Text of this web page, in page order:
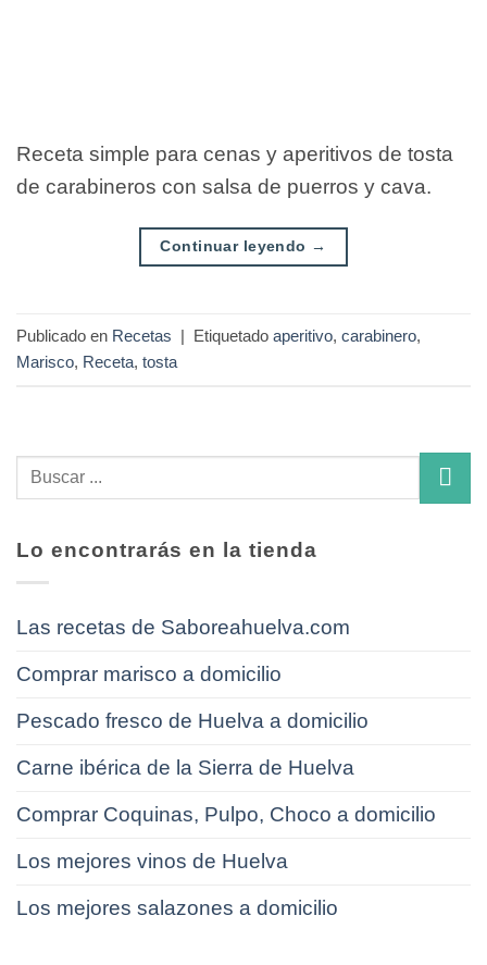
Receta simple para cenas y aperitivos de tosta
de carabineros con salsa de puerros y cava.
Continuar leyendo →
Publicado en Recetas | Etiquetado aperitivo, carabinero,
Marisco, Receta, tosta
Lo encontrarás en la tienda
Las recetas de Saboreahuelva.com
Comprar marisco a domicilio
Pescado fresco de Huelva a domicilio
Carne ibérica de la Sierra de Huelva
Comprar Coquinas, Pulpo, Choco a domicilio
Los mejores vinos de Huelva
Los mejores salazones a domicilio